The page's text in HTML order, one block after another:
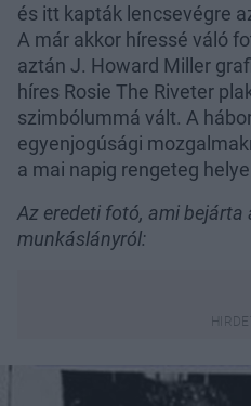
és itt kapták lencsevégre
A már akkor híressé váló
aztán J. Howard Miller
híres Rosie The Riveter
szimbólummá vált. A
egyenjogúsági
a mai napig rengeteg
Az eredeti fotó, ami
munkáslányról: